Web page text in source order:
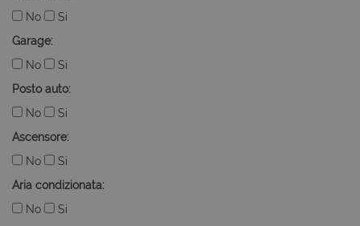
No
Si
Garage:
No
Si
Posto auto:
No
Si
Ascensore:
No
Si
Aria condizionata:
No
Si